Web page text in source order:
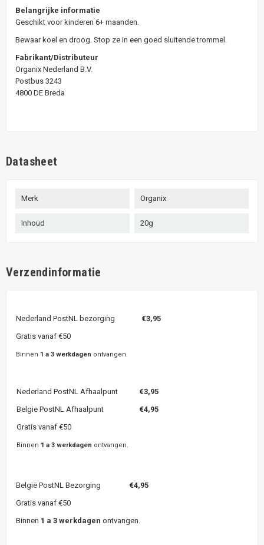
Belangrijke informatie
Geschikt voor kinderen 6+ maanden.
Bewaar koel en droog. Stop ze in een goed sluitende trommel.
Fabrikant/Distributeur
Organix Nederland B.V.
Postbus 3243
4800 DE Breda
Datasheet
Merk Organix
Inhoud 20g
Verzendinformatie
Nederland PostNL bezorging €3,95
Gratis vanaf €50
Binnen 1 a 3 werkdagen ontvangen.
Nederland PostNL Afhaalpunt €3,95
Belgie PostNL Afhaalpunt
€4,95
Gratis vanaf €50
Binnen 1 a 3 werkdagen ontvangen.
België PostNL Bezorging €4,95
Gratis vanaf €50
Binnen 1 a 3 werkdagen ontvangen.